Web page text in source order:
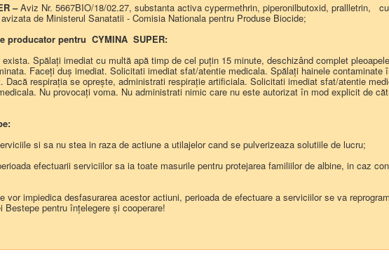
căsătorii • Procese-verbale şi minute • Anunţuri publice importante
ALTE DOCUMENTE din Monitorul Oficial Local se publică Registrului privind
sugestiilor sau opiniilor cu privire la proiectele hotărârilor autorității
în cazul celor cu caracter normativ; informarea în prealabil, din oficiu, asupra
dezbătute de autoritățile administrației publice locale; informarea în prealabil, din
caracter normativ; minutele în care se consemnează, în rezumat, punctele de
procesele-verbale ale ședințelor autorității deliberative; publicațiile de căsătorie; alte
la cunoștință publică şi alte documente a căror aducere la cunoștință publică se
locale ca fiind oportună și necesară.
–Aviz Nr. 5667BIO/18/02.27, substanta activa cypermethrin, piperonilbutoxid, prallletrin,
de Ministerul Sanatatii - Comisia Nationala pentru Produse Biocide;
producator pentru CYMINA SUPER:
Spălați imediat cu multă apă timp de cel puțin 15 minute, deschizând complet
Faceți duș imediat. Solicitati imediat sfat/atentie medicala. Spălați hainele contaminate
Dacă respirația se oprește, administrati respirație artificiala. Solicitati imediat sfat/atentie
Nu provocați voma. Nu administrati nimic care nu este autorizat în mod explicit de
si sa nu stea in raza de actiune a utilajelor cand se pulverizeaza solutiile de lucru;
efectuarii serviciilor sa ia toate masurile pentru protejarea familiilor de albine, in caz
impiedica desfasurarea acestor actiuni, perioada de efectuare a serviciilor se va
pentru înțelegere și cooperare!